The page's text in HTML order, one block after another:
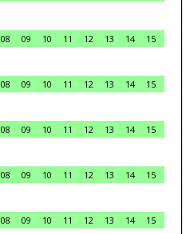
08 09 10 11 12 13 14
15
08 09 10 11 12 13 14
15
08 09 10 11 12 13 14
15
08 09 10 11 12 13 14
15
08 09 10 11 12 13 14
15